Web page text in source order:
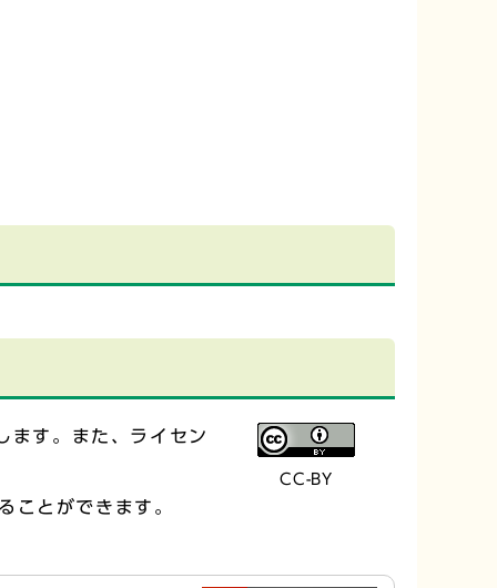
CC-BY
ます。また、ライセン
ことができます。